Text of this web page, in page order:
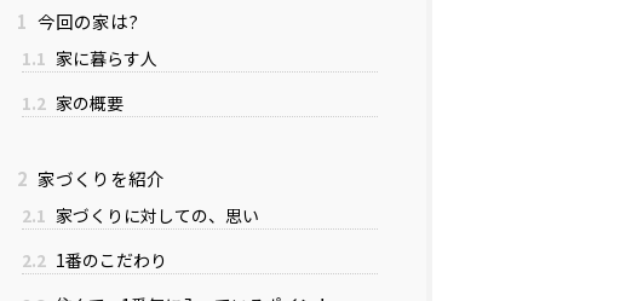
1 今回の家は?
1.1 家に暮らす人
1.2 家の概要
2 家づくりを紹介
2.1 家づくりに対しての、思い
2.2 1番のこだわり